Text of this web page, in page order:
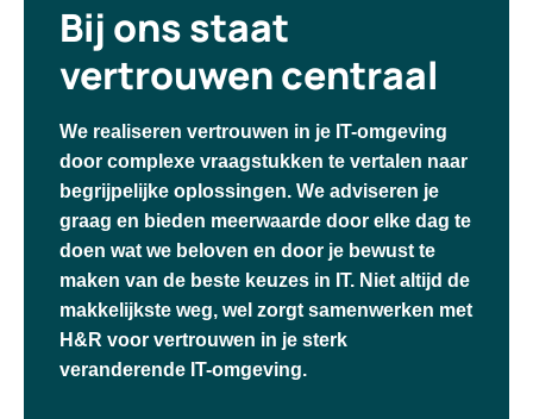
Bij ons staat
vertrouwen centraal
We realiseren vertrouwen in je IT-omgeving
door complexe vraagstukken te vertalen naar
begrijpelijke oplossingen. We adviseren je
graag en bieden meerwaarde door elke dag te
doen wat we beloven en door je bewust te
maken van de beste keuzes in IT. Niet altijd de
makkelijkste weg, wel zorgt samenwerken met
H&R voor vertrouwen in je sterk
veranderende IT-omgeving.